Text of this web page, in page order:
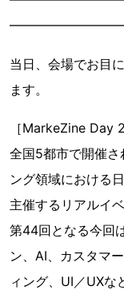
当日、会場でお目
ます。
［MarkeZine Day
全国5都市で開催さ
ング領域における
主催するリアルイベ
第44回となる今回
ン、AI、カスタマ
ィング、UI／UXな